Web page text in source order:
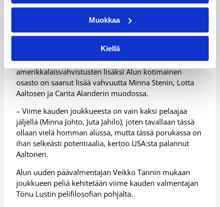
Muokkaa
Kiellä
2000-luvun SM-sarjan alemmassa keskikastissa ja sen
alapuolella, mutta viime vuonna forssalaiset
kamppailivat tiensä sarjan viidennelle sijalle.
Uudella kaudella forssalainen koripalloväki saa odottaa
yhä parempaa tulosta, sillä osaavien
amerikkalaisvahvistusten lisäksi Alun kotimainen
osasto on saanut lisää vahvuutta Minna Stenin, Lotta
Aaltosen ja Carita Alanderin muodossa.
– Viime kauden joukkueesta on vain kaksi pelaajaa
jäljellä (Minna Johto, Juta Jahilo), joten tavallaan tässä
ollaan vielä homman alussa, mutta tässä porukassa on
ihan selkeästi potentiaalia, kertoo USA:sta palannut
Aaltonen.
Alun uuden päävalmentajan Veikko Tannin mukaan
joukkueen peliä kehitetään viime kauden valmentajan
Tönu Lustin pelifilosofian pohjalta.